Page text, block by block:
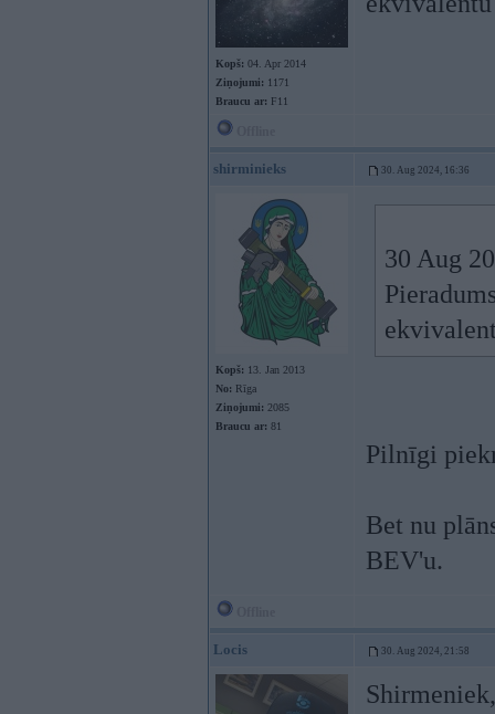
Kopš: 04. Apr 2014
Ziņojumi: 1171
Braucu ar: F11
shirminieks 30. Aug 2024, 16:36
Kopš: 13. Jan 2013
No: Rīga
Ziņojumi: 2085
Braucu ar: 81
30 Aug
Pilnīgi
Bet nu
BEV'u.
Locis 30. Aug 2024, 21:58